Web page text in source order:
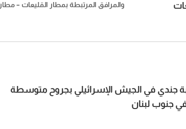
والمرافق المرتبطة بمطار القليعات – مطار
جندي في الجيش الإسرائيلي بجروح متوسطة
جنوب لبنان